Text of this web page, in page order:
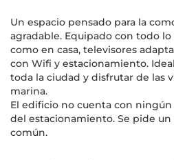
Un espacio pensado para la
agradable. Equipado con todo
como en casa, televisores
con Wifi y estacionamiento.
toda la ciudad y disfrutar de las
marina.
El edificio no cuenta con
del estacionamiento. Se pide
común.